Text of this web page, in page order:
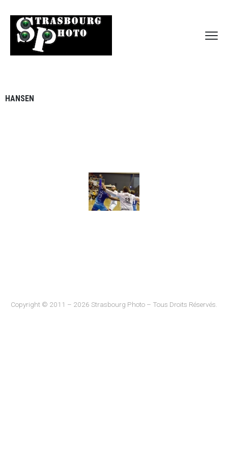
HANSEN
Copyright © 2011 – 2026 Strasbourg Photo – Tous Droits Réservés.